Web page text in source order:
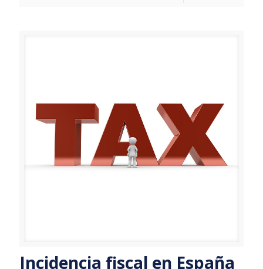
Incidencia fiscal en España